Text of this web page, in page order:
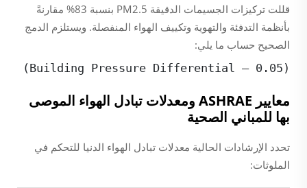
قللت تركيزات الجسيمات الدقيقة PM2.5 بنسبة 83% مقارنةً
بأنظمة التدفئة والتهوية وتكييف الهواء المنفصلة. ويستلزم الدمج
الصحيح حساب ما يلي:
+ (Building Pressure Differential – 0.05)
معايير ASHRAE ومعدلات تبادل الهواء الموصى
بها للمباني الصحية
تحدد الإرشادات الحالية معدلات تبادل الهواء الدنيا للتحكم في
الملوثات: